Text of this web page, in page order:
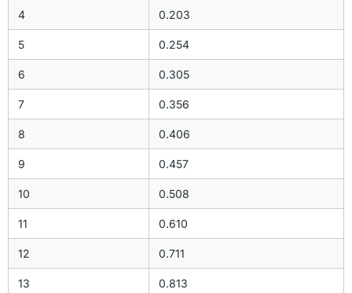
4 0.203
5 0.254
6 0.305
7 0.356
8 0.406
9 0.457
10 0.508
11 0.610
12 0.711
13 0.813